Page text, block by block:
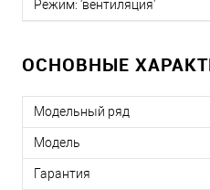
Режим: 'вентиляция'
ОСНОВНЫЕ
Модельный ряд
Модель
Гарантия